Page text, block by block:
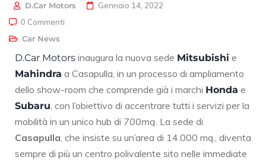
D.Car Motors
Gennaio 14, 2022
0 Commenti
Car News
D.Car Motors inaugura la nuova sede Mitsubishi e
Mahindra a Casapulla, in un processo di ampliamento
dello show-room che comprende già i marchi Honda e
Subaru, con l’obiettivo di accentrare tutti i servizi per la
mobilità in un unico hub di 700mq. La sede di
Casapulla, che insiste su un’area di 14.000 mq., diventa
sempre di più un centro polivalente sito nelle immediate